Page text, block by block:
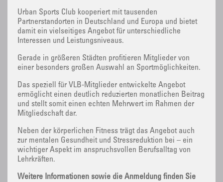
Urban Sports Club kooperiert mit tausenden
Partnerstandorten in Deutschland und Europa und bietet
damit ein vielseitiges Angebot für unterschiedliche
Interessen und Leistungsniveaus.
Gerade in größeren Städten profitieren Mitglieder von
einer besonders großen Auswahl an Sportmöglichkeiten.
Das speziell für VLB-Mitglieder entwickelte Angebot
ermöglicht einen deutlich reduzierten monatlichen Beitrag
und stellt somit einen echten Mehrwert im Rahmen der
Mitgliedschaft dar.
Neben der körperlichen Fitness trägt das Angebot auch
zur mentalen Gesundheit und Stressreduktion bei – ein
wichtiger Aspekt im anspruchsvollen Berufsalltag von
Lehrkräften.
Weitere Informationen sowie die Anmeldung finden Sie